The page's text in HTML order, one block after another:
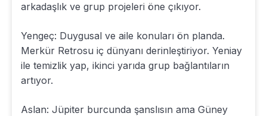
arkadaşlık ve grup projeleri öne çıkıyor.
Yengeç: Duygusal ve aile konuları ön planda.
Merkür Retrosu iç dünyanı derinleştiriyor. Yeniay
ile temizlik yap, ikinci yarıda grup bağlantıların
artıyor.
Aslan: Jüpiter burcunda şanslısın ama Güney